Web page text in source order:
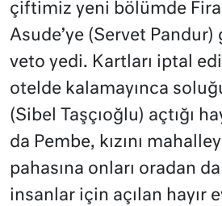
çiftimiz yeni bölümde
Asude’ye (Servet
veto yedi. Kartları iptal
otelde kalamayınca
(Sibel Taşçıoğlu) açtığı
da Pembe, kızını
pahasına onları oradan
insanlar için açılan hayır